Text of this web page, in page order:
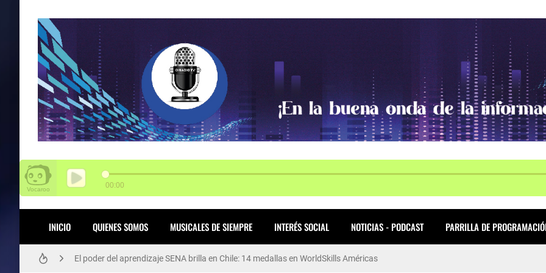
INICIO QUIENES SOMOS MUSICALES DE SIEMPRE INTERÉS SOCIAL NOTICIAS - PODCAST PARRILLA DE
El poder del aprendizaje SENA brilla en Chile: 14 medallas en WorldSkills Américas
Arte, cultura y participación: Rafael Uribe Uribe vivió una gran jornada de Presupuestos Participativos